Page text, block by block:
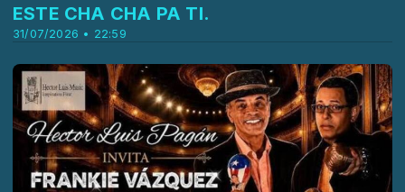
31/07/2026 • 22:59
ESTE CHA CHA PA TI.